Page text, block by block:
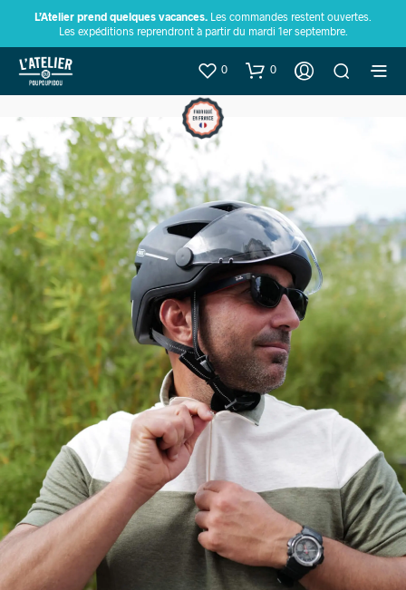
L’Atelier prend quelques vacances. Les commandes restent ouvertes.
Les expéditions reprendront à partir du mardi 1er septembre.
0 0